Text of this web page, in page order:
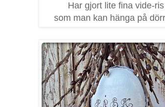
Har gjort lite fina vide-ris
som man kan hänga på